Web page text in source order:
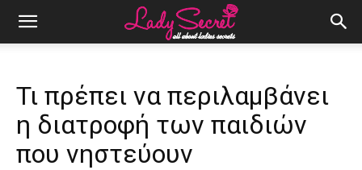
Τι πρέπει να περιλαμβάνει
η διατροφή των παιδιών
που νηστεύουν